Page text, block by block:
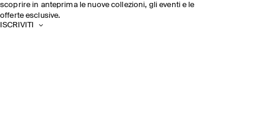
scoprire in anteprima le nuove collezioni, gli eventi e le
offerte esclusive.
ISCRIVITI